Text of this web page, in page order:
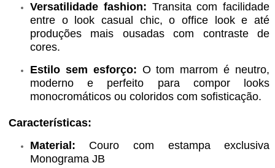
Versatilidade fashion: Transita com facilidade
entre o look casual chic, o office look e até
produções mais ousadas com contraste de
cores.
Estilo sem esforço: O tom marrom é neutro,
moderno e perfeito para compor looks
monocromáticos ou coloridos com sofisticação.
Características:
Material: Couro com estampa exclusiva
Monograma JB